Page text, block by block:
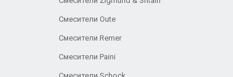
Смесители Oute
Смесители Remer
Смесители Paini